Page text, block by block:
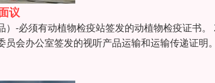
议
-必须有动植物检疫站签发的动植物检疫证书
会办公室签发的视听产品运输和运输传递证明